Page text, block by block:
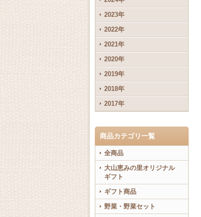
2023年
2022年
2021年
2020年
2019年
2018年
2017年
商品カテゴリ一覧
全商品
大山恵みの里オリジナル
ギフト
ギフト商品
野菜・野菜セット